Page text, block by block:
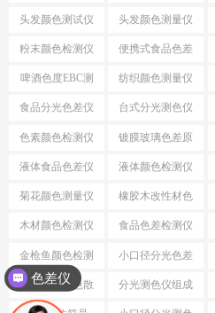
测ITA°值
头发颜色测试仪 头发颜色测量仪
粉末颜色检测仪 便携式食品色差
仪
啤酒色度EBC测
量仪
纺织颜色测量仪
食品分光色差仪 台式分光测色仪
应用
色素颜色检测仪 镀膜玻璃色差原
因分析
液体食品色差仪 液体颜色检测仪
菊花颜色测量仪 橡胶木改性材色
差
木材颜色检测仪 食品色差检测仪
金枪鱼颜色检测
仪
小口径分光色差
仪
分光测色仪色散
系统
分光测色仪组成
结构
色差仪